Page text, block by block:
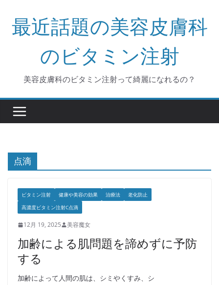
キ
最近話題の美容皮膚科
のビタミン注射
美容皮膚科のビタミン注射って綺麗になれるの？
点滴
ビタミン注射 健康や美容の効果 治療法
老化防止
高濃度ビタミン注射C点滴
12月 19, 2025 美容魔女
加齢による肌問題を諦めずに予防
する
加齢によって人間の肌は、シミやくすみ、シ